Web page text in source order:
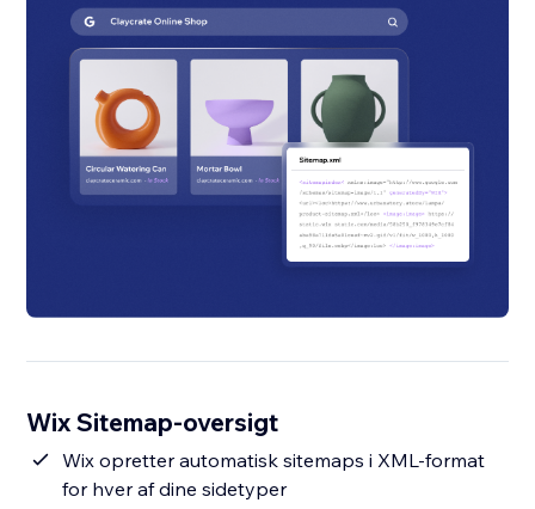
Wix Sitemap-oversigt
Wix opretter automatisk sitemaps i XML-format
for hver af dine sidetyper